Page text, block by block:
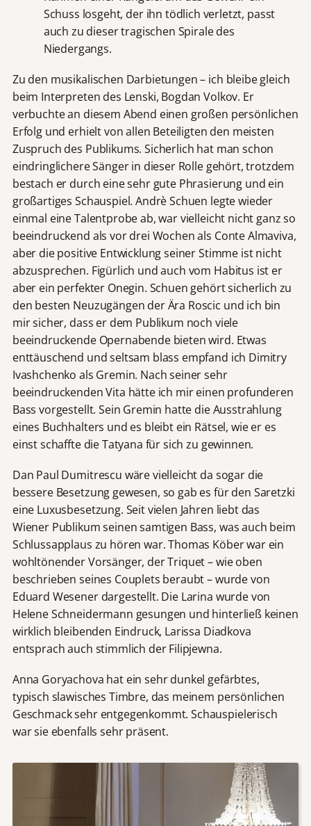
Schuss losgeht, der ihn tödlich verletzt, passt
auch zu dieser tragischen Spirale des
Niedergangs.
Zu den musikalischen Darbietungen – ich bleibe gleich
beim Interpreten des Lenski, Bogdan Volkov. Er
verbuchte an diesem Abend einen großen persönlichen
Erfolg und erhielt von allen Beteiligten den meisten
Zuspruch des Publikums. Sicherlich hat man schon
eindringlichere Sänger in dieser Rolle gehört, trotzdem
bestach er durch eine sehr gute Phrasierung und ein
großartiges Schauspiel. Andrè Schuen legte wieder
einmal eine Talentprobe ab, war vielleicht nicht ganz so
beeindruckend als vor drei Wochen als Conte Almaviva,
aber die positive Entwicklung seiner Stimme ist nicht
abzusprechen. Figürlich und auch vom Habitus ist er
aber ein perfekter Onegin. Schuen gehört sicherlich zu
den besten Neuzugängen der Ära Roscic und ich bin
mir sicher, dass er dem Publikum noch viele
beeindruckende Opernabende bieten wird. Etwas
enttäuschend und seltsam blass empfand ich Dimitry
Ivashchenko als Gremin. Nach seiner sehr
beeindruckenden Vita hätte ich mir einen profunderen
Bass vorgestellt. Sein Gremin hatte die Ausstrahlung
eines Buchhalters und es bleibt ein Rätsel, wie er es
einst schaffte die Tatyana für sich zu gewinnen.
Dan Paul Dumitrescu wäre vielleicht da sogar die
bessere Besetzung gewesen, so gab es für den Saretzki
eine Luxusbesetzung. Seit vielen Jahren liebt das
Wiener Publikum seinen samtigen Bass, was auch beim
Schlussapplaus zu hören war. Thomas Köber war ein
wohltönender Vorsänger, der Triquet – wie oben
beschrieben seines Couplets beraubt – wurde von
Eduard Wesener dargestellt. Die Larina wurde von
Helene Schneidermann gesungen und hinterließ keinen
wirklich bleibenden Eindruck, Larissa Diadkova
entsprach auch stimmlich der Filipjewna.
Anna Goryachova hat ein sehr dunkel gefärbtes,
typisch slawisches Timbre, das meinem persönlichen
Geschmack sehr entgegenkommt. Schauspielerisch
war sie ebenfalls sehr präsent.